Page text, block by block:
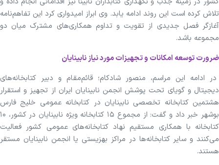
تلاش کرده است این روند ادامه یابد. وی ابراز امیدواری کرد این تفاهم‌نامه
آغازگر فصل جدیدی از تقویت و تداوم همکاری‌های مشترک میان دو
مجموعه باشد.
ضرورت توسعه امکانات و تجهیزات مورد نیاز نابینایان
در ادامه این مراسم، منصور شادکام؛ قائم‌مقام و دبیر کتابخانه‌های
دیجیتال و گویای تحت پوشش انجمن نابینایان ایران از تجهیز و استقرار
هشتمین کتابخانه تخصصی نابینایان در کتابخانه عمومی خلیج فارس
بوشهر خبر داد و گفت: از مجموع ۱۵ کتابخانه ویژه نابینایان در کشور، ۱۰
کتابخانه با همکاری مستقیم نهاد کتابخانه‌های عمومی کشور فعالیت
می‌کنند و سایر کتابخانه‌ها در مراکز بهزیستی یا انجمن نابینایان مستقر
هستند.